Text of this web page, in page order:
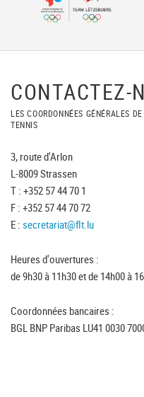
CONTACTEZ-
LES COORDONNÉES GÉNÉRALES
TENNIS
3, route d'Arlon
L-8009 Strassen
T : +352 57 44 70 1
F : +352 57 44 70 72
E : secretariat@flt.lu
Heures d'ouvertures :
de 9h30 à 11h30 et de 14h00 à
Coordonnées bancaires :
BGL BNP Paribas LU41 0030